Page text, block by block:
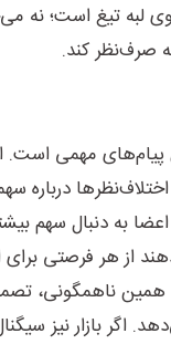
لبه تیغ است؛ نه
صرف‌نظر کند.
مهمی است.
درباره
به دنبال سهم
از هر فرصتی برای
ناهمگونی،
اگر بازار نیز